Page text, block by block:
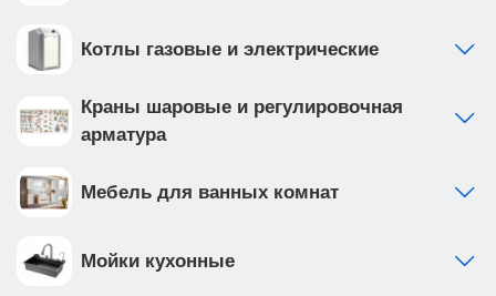
Котлы газовые и электрические
Краны шаровые и регулировочная
арматура
Мебель для ванных комнат
Мойки кухонные